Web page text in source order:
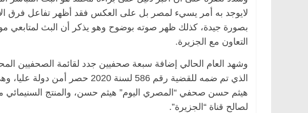
لايوجد به أمر يسيء لمصر بل على العكس فقد أظهر تفاعل فرق
التعاون مع الجزيرة.
وشهد العام الحالي إضافة سبعة صحفيين جدد لقائمة الصحفيين
الذي تم ضمه للقضية رقم 586 لسنة
هيثم حسن صحفي “المصري اليوم” هيثم حسن، والمنتج السنيمائي
لصالح قناة “الجزيرة”.